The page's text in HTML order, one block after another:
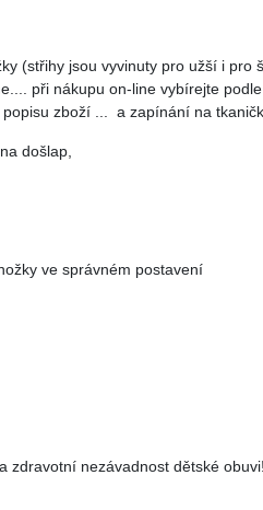
(střihy jsou vyvinuty pro užší i
při nákupu on-line vybírejte
zboží ... a zapínání na
došlap,
ve správném postavení
zdravotní nezávadnost dětské obuvi!